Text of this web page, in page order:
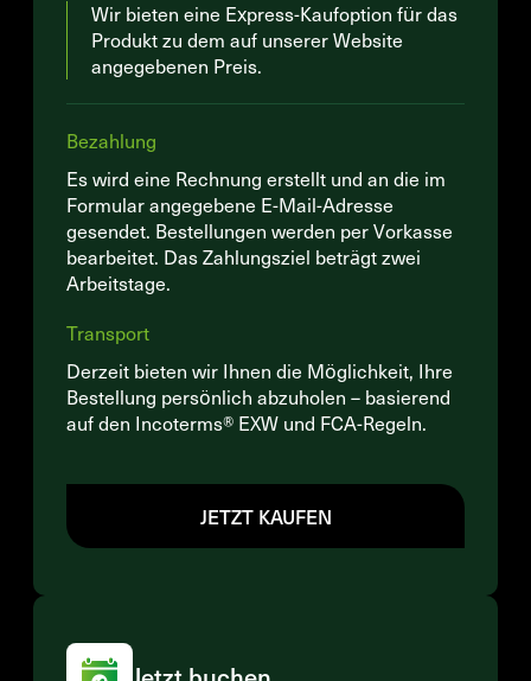
Wir bieten eine Express-Kaufoption für das
Produkt zu dem auf unserer Website
angegebenen Preis.
Bezahlung
Es wird eine Rechnung erstellt und an die im
Formular angegebene E-Mail-Adresse
gesendet. Bestellungen werden per Vorkasse
bearbeitet. Das Zahlungsziel beträgt zwei
Arbeitstage.
Transport
Derzeit bieten wir Ihnen die Möglichkeit, Ihre
Bestellung persönlich abzuholen – basierend
auf den Incoterms® EXW und FCA-Regeln.
JETZT KAUFEN